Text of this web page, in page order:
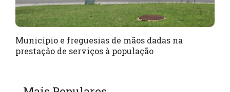
Município e freguesias de mãos dadas na
prestação de serviços à população